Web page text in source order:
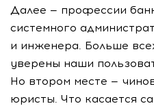
Далее — профессии
системного
и инженера. Больше
уверены наши
Но втором месте —
юристы. Что касается